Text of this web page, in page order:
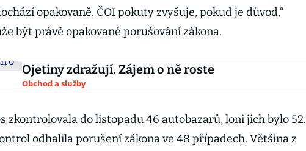
opakovaně. ČOI pokuty zvyšuje, pokud je důvod,“
být právě opakované porušování zákona.
Ojetiny zdražují. Zájem o ně roste
Obchod a služby
zkontrolovala do listopadu 46 autobazarů, loni jich bylo 52.
odhalila porušení zákona ve 48 případech. Většina z